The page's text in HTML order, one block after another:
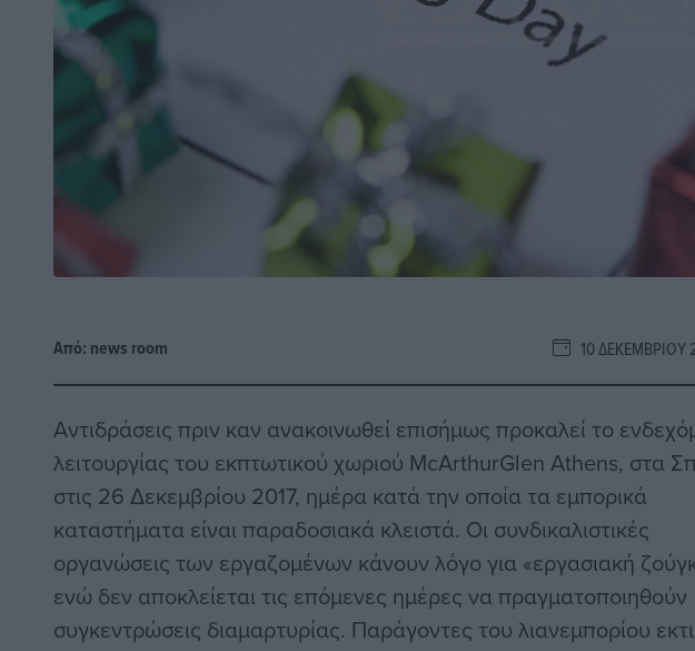
Από: news room 10 ΔΕΚΕΜΒΡΊΟΥ
Αντιδράσεις πριν καν ανακοινωθεί επισήμως προκαλεί το
λειτουργίας του εκπτωτικού χωριού McArthurGlen Athens, στα
στις 26 Δεκεμβρίου 2017, ημέρα κατά την οποία τα εμπορικά
καταστήματα είναι παραδοσιακά κλειστά. Οι συνδικαλιστικές
οργανώσεις των εργαζομένων κάνουν λόγο για «εργασιακή
ενώ δεν αποκλείεται τις επόμενες ημέρες να πραγματοποιηθούν
συγκεντρώσεις διαμαρτυρίας. Παράγοντες του λιανεμπορίου